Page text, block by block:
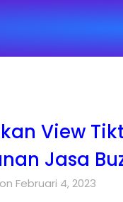
View
Jasa
Februari 4, 2023